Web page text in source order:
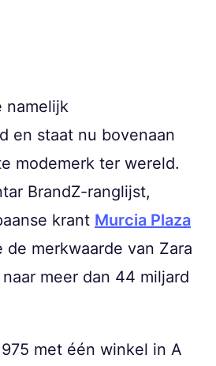
namelijk
en staat nu bovenaan
modemerk ter wereld.
BrandZ-ranglijst,
krant Murcia Plaza
merkwaarde van Zara
meer dan 44 miljard
met één winkel in A